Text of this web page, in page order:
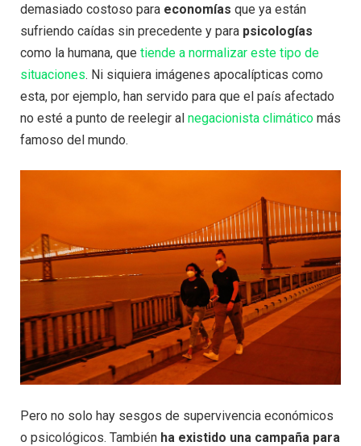
demasiado costoso para economías que ya están
sufriendo caídas sin precedente y para psicologías
como la humana, que tiende a normalizar este tipo de
situaciones. Ni siquiera imágenes apocalípticas como
esta, por ejemplo, han servido para que el país afectado
no esté a punto de reelegir al negacionista climático más
famoso del mundo.
Pero no solo hay sesgos de supervivencia económicos
o psicológicos. También ha existido una campaña para